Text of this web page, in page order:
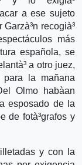
a ese sujeto
recogià³
más
española, se
a otro juez,
la mañana
Olmo habà­an
esposado de la
de fotà³grafos y
y con la